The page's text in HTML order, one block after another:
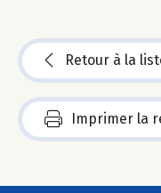
Retour à la
Imprimer la